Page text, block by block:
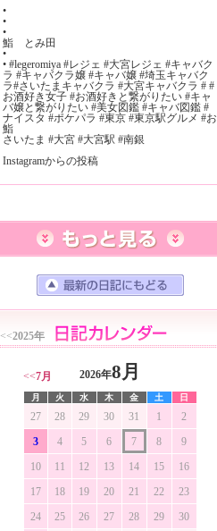
•
•
•
鮨 とみ田
•
• #legeromiya #レジェ #大宮レジェ #キャバク
ラ #キャバクラ嬢 #キャバ嬢 #埼玉キャバク
ラ#さいたまキャバクラ #大宮キャバクラ # #
お酒好き女子 #お酒好きと繋がりたい #キャ
バ嬢と繋がりたい #美女図鑑 #キャバ図鑑 #
ナイスタ #ポケパラ #東京 #東京駅グルメ #お
鮨
さいたま #大宮 #大宮駅 #南銀
Instagramからの投稿
<<2025年
2026年8月
<<7月
月 火 水 木 金 土 日
27 28 29 30 31 1
2
3
4 5 6 7 8
9
10
11 12 13 14 15
16
17
18 19 20 21 22
23
24
25 26 27 28 29
30